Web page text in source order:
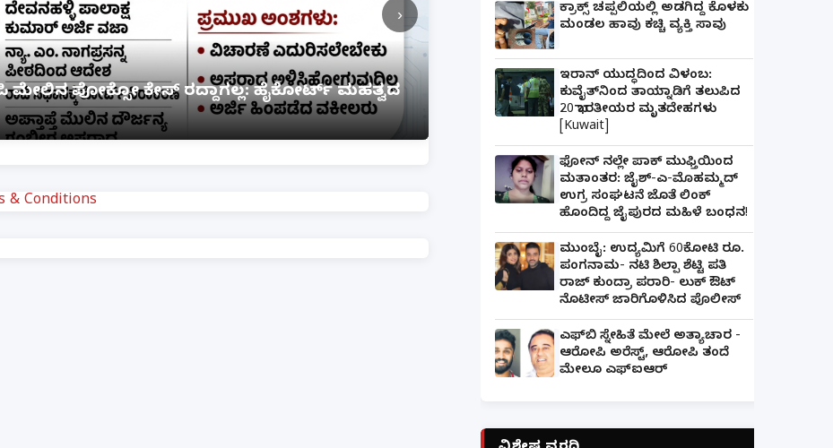
ಮೇಲಿನ ಪೋಕ್ಸೋ ಕೇಸ್ ರದ್ದಾಗಲ್ಲ: ಹೈಕೋರ್ಟ್ ಮಹತ್ವದ
ಫೋನ್ ನಲ್ಲೇ ಪಾಕ್ ಮುಫ್ತಿಯಿಂದ ಮತಾಂತರ: ಜೈಶ್-
ಹೊಂದಿದ್ದ ಜೈಪುರದ ಮಹಿಳೆ ಬಂಧನ!
›
& Conditions
ಕ್ರಾಕ್ಸ್ ಚಪ್ಪಲಿಯಲ್ಲಿ ಅಡಗಿದ್ದ ಕೊಳಕು
ಮಂಡಲ ಹಾವು ಕಚ್ಚಿ ವ್ಯಕ್ತಿ ಸಾವು
ಇರಾನ್ ಯುದ್ಧದಿಂದ ವಿಳಂಬ:
ಕುವೈತ್‌ನಿಂದ ತಾಯ್ನಾಡಿಗೆ ತಲುಪಿದ
20 ಭಾರತೀಯರ ಮೃತದೇಹಗಳು
[Kuwait]
ಫೋನ್ ನಲ್ಲೇ ಪಾಕ್ ಮುಫ್ತಿಯಿಂದ
ಮತಾಂತರ: ಜೈಶ್-ಎ-ಮೊಹಮ್ಮದ್
ಉಗ್ರ ಸಂಘಟನೆ ಜೊತೆ ಲಿಂಕ್
ಹೊಂದಿದ್ದ ಜೈಪುರದ ಮಹಿಳೆ ಬಂಧನ!
ಮುಂಬೈ: ಉದ್ಯಮಿಗೆ 60ಕೋಟಿ ರೂ.
ಪಂಗನಾಮ- ನಟಿ ಶಿಲ್ಪಾ ಶೆಟ್ಟಿ ಪತಿ
ರಾಜ್ ಕುಂದ್ರಾ ಪರಾರಿ- ಲುಕ್ ಔಟ್
ನೊಟೀಸ್ ಜಾರಿಗೊಳಿಸಿದ ಪೊಲೀಸ್
ಎಫ್‌ಬಿ ಸ್ನೇಹಿತೆ ಮೇಲೆ ಅತ್ಯಾಚಾರ -
ಆರೋಪಿ ಅರೆಸ್ಟ್, ಆರೋಪಿ ತಂದೆ
ಮೇಲೂ ಎಫ್ಐಆರ್